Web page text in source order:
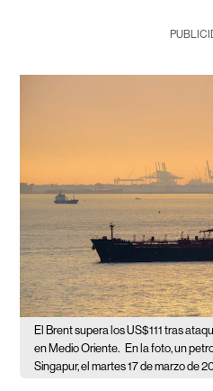
El Brent supera los US$111 tras
en Medio Oriente. En la foto, un
Singapur, el martes 17 de marzo de